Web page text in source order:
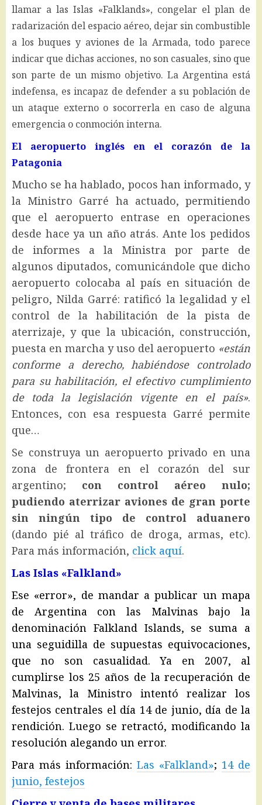
llamar a las Islas «Falklands», congelar el plan de
radarización del espacio aéreo, dejar sin combustible
a los buques y aviones de la Armada, todo parece
indicar que dichas acciones, no son casuales, sino que
son parte de un mismo objetivo. La Argentina está
indefensa, es incapaz de defender a su población de
un ataque externo o socorrerla en caso de alguna
emergencia o conmoción interna.
El aeropuerto inglés en el corazón de la
Patagonia
Mucho se ha hablado, pocos han informado, y
la Ministro Garré ha actuado, permitiendo
que el aeropuerto entrase en operaciones
desde hace ya un año atrás. Ante los pedidos
de informes a la Ministra por parte de
algunos diputados, comunicándole que dicho
aeropuerto colocaba al país en situación de
peligro, Nilda Garré: ratificó la legalidad y el
control de la habilitación de la pista de
aterrizaje, y que la ubicación, construcción,
puesta en marcha y uso del aeropuerto «están
conforme a derecho, habiéndose controlado
para su habilitación, el efectivo cumplimiento
de toda la legislación vigente en el país».
Entonces, con esa respuesta Garré permite
que…
Se construya un aeropuerto privado en una
zona de frontera en el corazón del sur
argentino; con control aéreo nulo;
pudiendo aterrizar aviones de gran porte
sin ningún tipo de control aduanero
(dando pié al tráfico de droga, armas, etc).
Para más información, click aquí.
Las Islas «Falkland»
Ese «error», de mandar a publicar un mapa
de Argentina con las Malvinas bajo la
denominación Falkland Islands, se suma a
una seguidilla de supuestas equivocaciones,
que no son casualidad. Ya en 2007, al
cumplirse los 25 años de la recuperación de
Malvinas, la Ministro intentó realizar los
festejos centrales el día 14 de junio, día de la
rendición. Luego se retractó, modificando la
resolución alegando un error.
Para más información: Las «Falkland»; 14 de
junio, festejos